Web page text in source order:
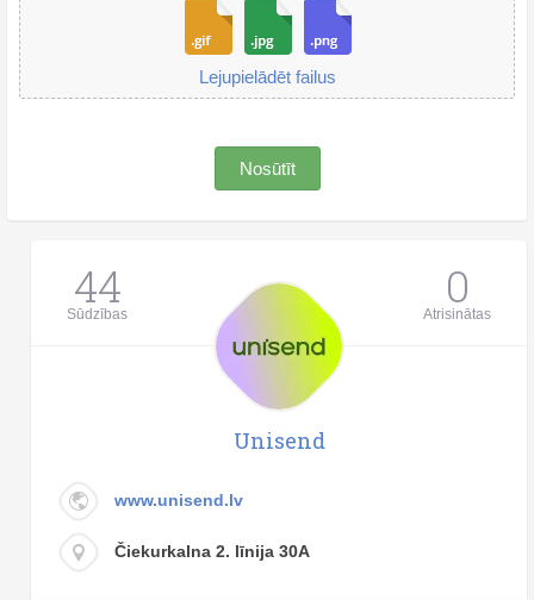
Lejupielādēt failus
Nosūtīt
44
Sūdzības 0
Atrisinātas
Unisend
www.unisend.lv
Čiekurkalna 2. līnija 30A